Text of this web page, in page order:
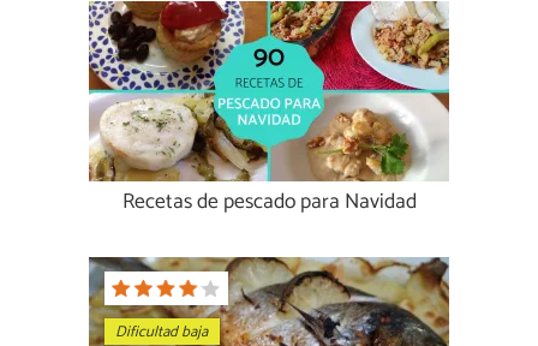
Recetas de pescado para Navidad
Dificultad baja